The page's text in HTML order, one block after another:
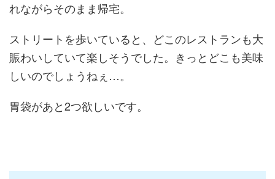
れながらそのまま帰宅。
ストリートを歩いていると、どこのレストランも大
賑わいしていて楽しそうでした。きっとどこも美味
しいのでしょうねぇ…。
胃袋があと2つ欲しいです。